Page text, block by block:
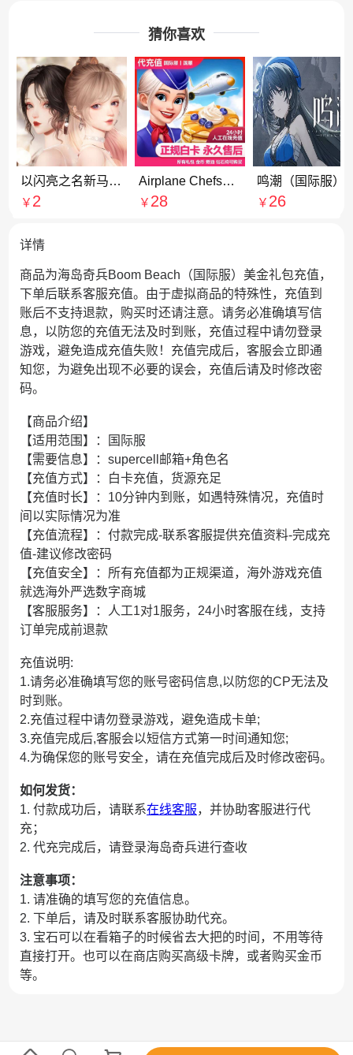
猜你喜欢
以闪亮之名新马服代充
￥ 2
Airplane Chefs飞机大厨国服国际服代充钻石金币无限燃油充值氪金
￥ 28
￥ 26
详情
商品为海岛奇兵Boom Beach（国际服）美金礼包充值，
下单后联系客服充值。由于虚拟商品的特殊性，充值到
账后不支持退款，购买时还请注意。请务必准确填写信
息，以防您的充值无法及时到账，充值过程中请勿登录
游戏，避免造成充值失败！充值完成后，客服会立即通
知您，为避免出现不必要的误会，充值后请及时修改密
码。
【商品介绍】
【适用范围】：国际服
【需要信息】：supercell邮箱+角色名
【充值方式】：白卡充值，货源充足
【充值时长】：10分钟内到账，如遇特殊情况，充值时
间以实际情况为准
【充值流程】：付款完成-联系客服提供充值资料-完成充
值-建议修改密码
【充值安全】：所有充值都为正规渠道，海外游戏充值
就选海外严选数字商城
【客服服务】：人工1对1服务，24小时客服在线，支持
订单完成前退款
充值说明:
1.请务必准确填写您的账号密码信息,以防您的CP无法及
时到账。
2.充值过程中请勿登录游戏，避免造成卡单;
3.充值完成后,客服会以短信方式第一时间通知您;
4.为确保您的账号安全，请在充值完成后及时修改密码。
如何发货：
1. 付款成功后，请联系在线客服，并协助客服进行代
充；
2. 代充完成后，请登录海岛奇兵进行查收
注意事项：
1. 请准确的填写您的充值信息。
2. 下单后，请及时联系客服协助代充。
3. 宝石可以在看箱子的时候省去大把的时间，不用等待
直接打开。也可以在商店购买高级卡牌，或者购买金币
等。